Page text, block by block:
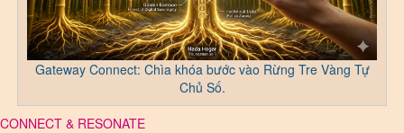
Gateway Connect: Chìa khóa bước vào Rừng Tre Vàng Tự
Chủ Số.
CONNECT & RESONATE